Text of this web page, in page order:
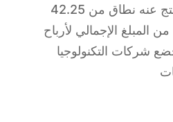
33 في المائة ، مما ينتج عنه نطاق من 42.25
من المبلغ الإجمالي لأرباح
شركات التكنولوجيا